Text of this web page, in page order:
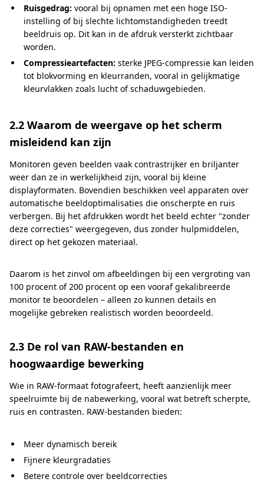
Ruisgedrag: vooral bij opnamen met een hoge ISO-
instelling of bij slechte lichtomstandigheden treedt
beeldruis op. Dit kan in de afdruk versterkt zichtbaar
worden.
Compressieartefacten: sterke JPEG-compressie kan leiden
tot blokvorming en kleurranden, vooral in gelijkmatige
kleurvlakken zoals lucht of schaduwgebieden.
2.2 Waarom de weergave op het scherm
misleidend kan zijn
Monitoren geven beelden vaak contrastrijker en briljanter
weer dan ze in werkelijkheid zijn, vooral bij kleine
displayformaten. Bovendien beschikken veel apparaten over
automatische beeldoptimalisaties die onscherpte en ruis
verbergen. Bij het afdrukken wordt het beeld echter "zonder
deze correcties" weergegeven, dus zonder hulpmiddelen,
direct op het gekozen materiaal.
Daarom is het zinvol om afbeeldingen bij een vergroting van
100 procent of 200 procent op een vooraf gekalibreerde
monitor te beoordelen – alleen zo kunnen details en
mogelijke gebreken realistisch worden beoordeeld.
2.3 De rol van RAW-bestanden en
hoogwaardige bewerking
Wie in RAW-formaat fotografeert, heeft aanzienlijk meer
speelruimte bij de nabewerking, vooral wat betreft scherpte,
ruis en contrasten. RAW-bestanden bieden:
Meer dynamisch bereik
Fijnere kleurgradaties
Betere controle over beeldcorrecties